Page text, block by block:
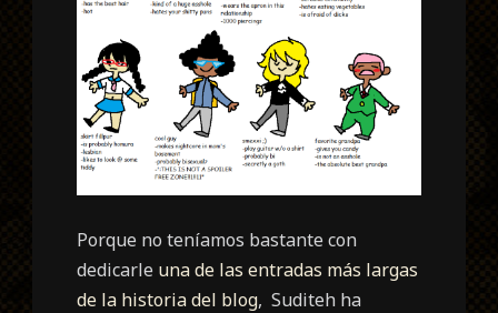
Porque no teníamos bastante con
dedicarle una de las entradas más largas
de la historia del blog, Suditeh ha